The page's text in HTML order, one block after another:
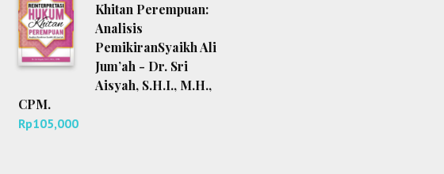
Khitan Perempuan:
Analisis
PemikiranSyaikh Ali
Jum’ah - Dr. Sri
Aisyah, S.H.I., M.H.,
CPM.
Rp105,000